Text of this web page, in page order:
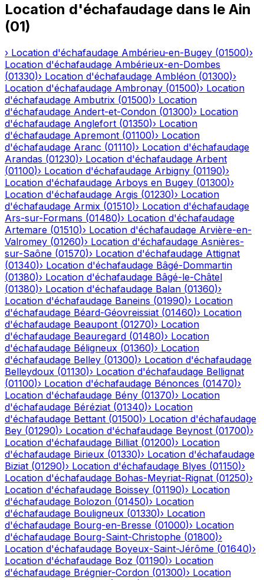
Location d'échafaudage dans le Ain
(01)
› Location d'échafaudage Ambérieu-en-Bugey (01500)›
Location d'échafaudage Ambérieux-en-Dombes
(01330)› Location d'échafaudage Ambléon (01300)›
Location d'échafaudage Ambronay (01500)› Location
d'échafaudage Ambutrix (01500)› Location
d'échafaudage Andert-et-Condon (01300)› Location
d'échafaudage Anglefort (01350)› Location
d'échafaudage Apremont (01100)› Location
d'échafaudage Aranc (01110)› Location d'échafaudage
Arandas (01230)› Location d'échafaudage Arbent
(01100)› Location d'échafaudage Arbigny (01190)›
Location d'échafaudage Arboys en Bugey (01300)›
Location d'échafaudage Argis (01230)› Location
d'échafaudage Armix (01510)› Location d'échafaudage
Ars-sur-Formans (01480)› Location d'échafaudage
Artemare (01510)› Location d'échafaudage Arvière-en-
Valromey (01260)› Location d'échafaudage Asnières-
sur-Saône (01570)› Location d'échafaudage Attignat
(01340)› Location d'échafaudage Bâgé-Dommartin
(01380)› Location d'échafaudage Bâgé-le-Châtel
(01380)› Location d'échafaudage Balan (01360)›
Location d'échafaudage Baneins (01990)› Location
d'échafaudage Béard-Géovreissiat (01460)› Location
d'échafaudage Beaupont (01270)› Location
d'échafaudage Beauregard (01480)› Location
d'échafaudage Béligneux (01360)› Location
d'échafaudage Belley (01300)› Location d'échafaudage
Belleydoux (01130)› Location d'échafaudage Bellignat
(01100)› Location d'échafaudage Bénonces (01470)›
Location d'échafaudage Bény (01370)› Location
d'échafaudage Béréziat (01340)› Location
d'échafaudage Bettant (01500)› Location d'échafaudage
Bey (01290)› Location d'échafaudage Beynost (01700)›
Location d'échafaudage Billiat (01200)› Location
d'échafaudage Birieux (01330)› Location d'échafaudage
Biziat (01290)› Location d'échafaudage Blyes (01150)›
Location d'échafaudage Bohas-Meyriat-Rignat (01250)›
Location d'échafaudage Boissey (01190)› Location
d'échafaudage Bolozon (01450)› Location
d'échafaudage Bouligneux (01330)› Location
d'échafaudage Bourg-en-Bresse (01000)› Location
d'échafaudage Bourg-Saint-Christophe (01800)›
Location d'échafaudage Boyeux-Saint-Jérôme (01640)›
Location d'échafaudage Boz (01190)› Location
d'échafaudage Brégnier-Cordon (01300)› Location